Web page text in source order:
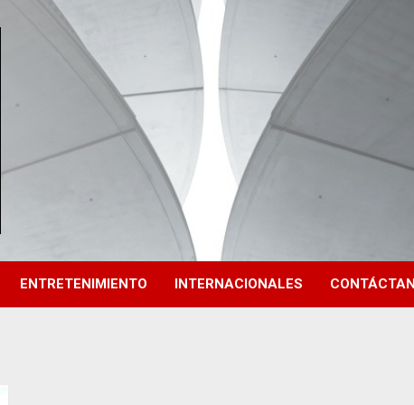
ENTRETENIMIENTO INTERNACIONALES